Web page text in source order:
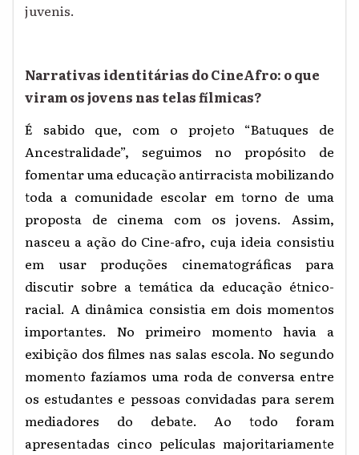
juvenis.
Narrativas identitárias do CineAfro: o que
viram os jovens nas telas fílmicas?
É sabido que, com o projeto “Batuques de
Ancestralidade”, seguimos no propósito de
fomentar uma educação antirracista mobilizando
toda a comunidade escolar em torno de uma
proposta de cinema com os jovens. Assim,
nasceu a ação do Cine-afro, cuja ideia consistiu
em usar produções cinematográficas para
discutir sobre a temática da educação étnico-
racial. A dinâmica consistia em dois momentos
importantes. No primeiro momento havia a
exibição dos filmes nas salas escola. No segundo
momento fazíamos uma roda de conversa entre
os estudantes e pessoas convidadas para serem
mediadores do debate. Ao todo foram
apresentadas cinco películas majoritariamente